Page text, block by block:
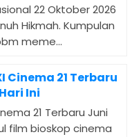
22 Oktober 2026
Hikmah. Kumpulan
meme...
Cinema 21 Terbaru
Ini
21 Terbaru Juni
film bioskop cinema